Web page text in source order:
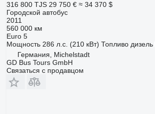
316 800 TJS 29 750 € ≈ 34 370 $
Городской автобус
2011
560 000 км
Euro 5
Мощность 286 л.с. (210 кВт) Топливо дизель
Германия, Michelstadt
GD Bus Tours GmbH
Связаться с продавцом